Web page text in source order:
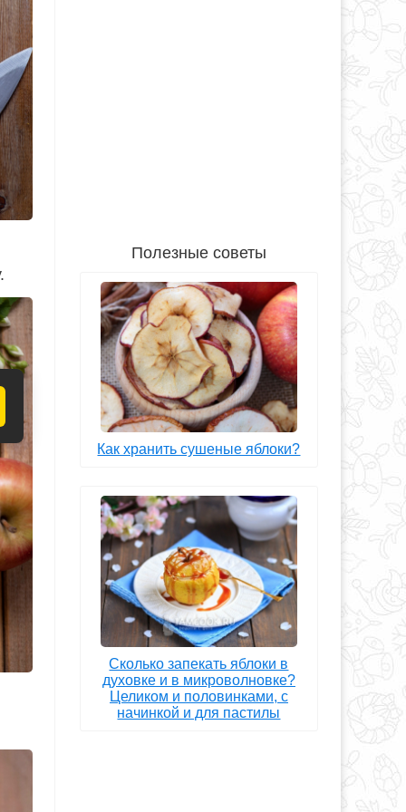
Полезные советы
Как хранить сушеные яблоки?
Сколько запекать яблоки в
духовке и в микроволновке?
Целиком и половинками, с
начинкой и для пастилы